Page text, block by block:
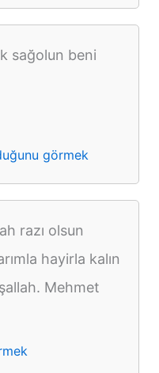
sağolun beni
görmek
razı olsun
hayirla kalın
Mehmet